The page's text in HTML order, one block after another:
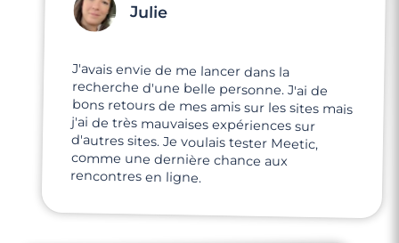
Julie
J'avais envie de me lancer dans la
recherche d'une belle personne. J'ai de
bons retours de mes amis sur les sites mais
j'ai de très mauvaises expériences sur
d'autres sites. Je voulais tester Meetic,
comme une dernière chance aux
rencontres en ligne.